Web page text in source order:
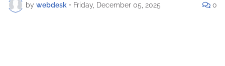
by webdesk • Friday, December 05, 2025 0